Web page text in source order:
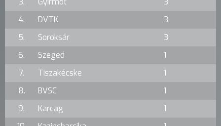
4.
DVTK
3
5.
Soroksár
3
6.
Szeged
1
7.
Tiszakécske
1
8.
BVSC
1
9.
Karcag
1